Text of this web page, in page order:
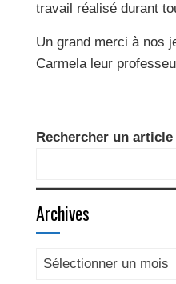
travail réalisé durant
Un grand merci à nos
Carmela leur
Rechercher un article
Archives
Archives